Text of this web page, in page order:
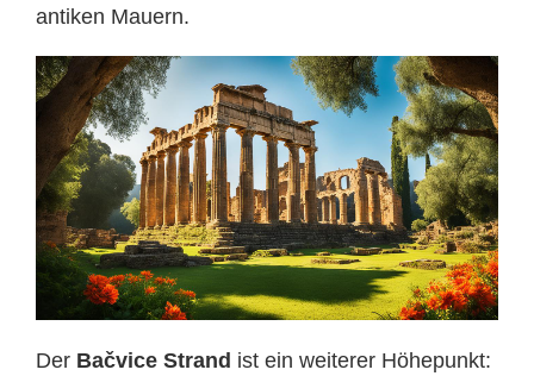
antiken Mauern.
Der Bačvice Strand ist ein weiterer Höhepunkt: